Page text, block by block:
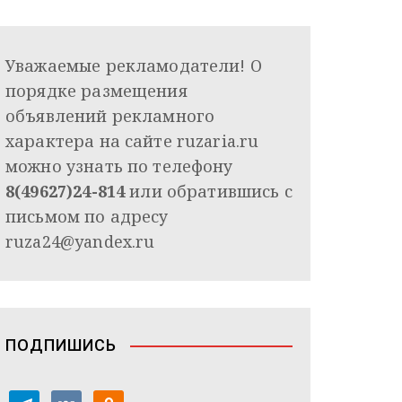
Уважаемые рекламодатели! О
порядке размещения
объявлений рекламного
характера на сайте ruzaria.ru
можно узнать по телефону
8(49627)24-814или обратившись с
письмом по адресу
ruza24@yandex.ru
ПОДПИШИСЬ